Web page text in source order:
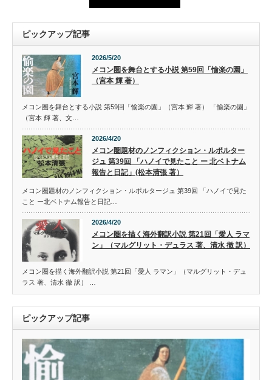
ピックアップ記事
2026/5/20
メコン圏を舞台とする小説 第59回「愉楽の園」
（宮本 輝 著）
メコン圏を舞台とする小説 第59回「愉楽の園」（宮本 輝 著） 「愉楽の園」
（宮本 輝 著、文…
2026/4/20
メコン圏題材のノンフィクション・ルポルター
ジュ 第39回 「ハノイで見たこと ー 北ベトナム
報告と日記」(松本清張 著）
メコン圏題材のノンフィクション・ルポルタージュ 第39回 「ハノイで見た
こと ー北ベトナム報告と日記…
2026/4/20
メコン圏を描く海外翻訳小説 第21回「愛人 ラマ
ン」（マルグリット・デュラス 著、清水 徹 訳）
メコン圏を描く海外翻訳小説 第21回「愛人 ラマン」（マルグリット・デュ
ラス 著、清水 徹 訳） …
ピックアップ記事